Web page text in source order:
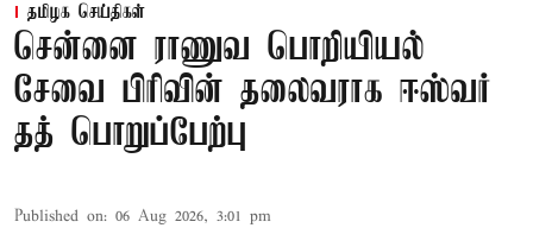
தமிழக செய்திகள்
சென்னை ராணுவ பொறியியல்
சேவை பிரிவின் தலைவராக ஈஸ்வர்
தத் பொறுப்பேற்பு
Published on: 06 Aug 2026, 3:01 pm